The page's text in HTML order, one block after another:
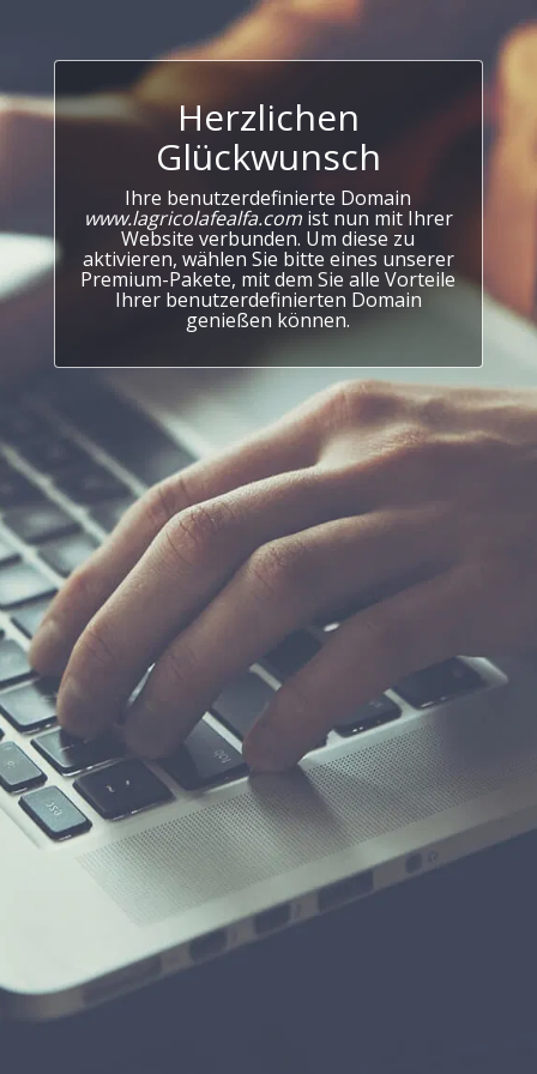
Herzlichen
Glückwunsch
Ihre benutzerdefinierte Domain
www.lagricolafealfa.comist nun mit Ihrer
Website verbunden. Um diese zu
aktivieren, wählen Sie bitte eines unserer
Premium-Pakete, mit dem Sie alle Vorteile
Ihrer benutzerdefinierten Domain
genießen können.